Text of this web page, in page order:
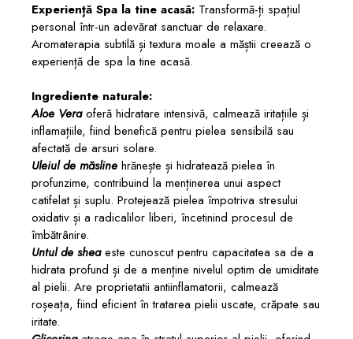
Experiență Spa la tine acasă: Transformă-ți spațiul
personal într-un adevărat sanctuar de relaxare.
Aromaterapia subtilă și textura moale a măștii creează o
experiență de spa la tine acasă.
Ingrediente naturale:
Aloe Veraoferă hidratare intensivă, calmează iritațiile și
inflamațiile, fiind benefică pentru pielea sensibilă sau
afectată de arsuri solare.
Uleiul de măsline hrănește și hidratează pielea în
profunzime, contribuind la menținerea unui aspect
catifelat și suplu. Protejează pielea împotriva stresului
oxidativ și a radicalilor liberi, încetinind procesul de
îmbătrânire.
Untul de sheaeste cunoscut pentru capacitatea sa de a
hidrata profund și de a menține nivelul optim de umiditate
al pielii. Are proprietatii antiinflamatorii, calmează
roșeața, fiind eficient în tratarea pielii uscate, crăpate sau
iritate.